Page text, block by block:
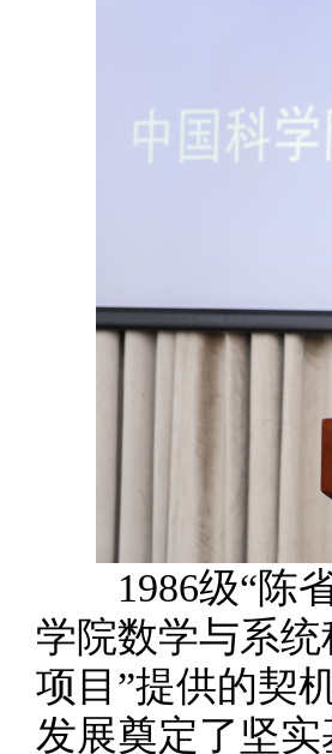
1986级“陈省
学院数学与系
项目”提供的契
发展奠定了坚